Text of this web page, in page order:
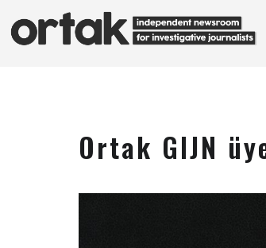
Ortak GIJN